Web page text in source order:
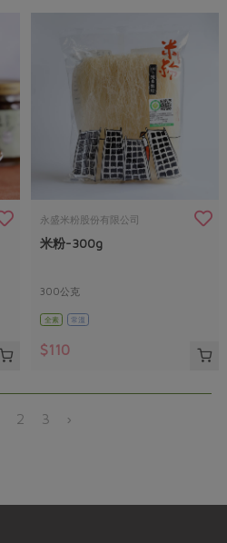
永盛米粉股份有限公司
米粉-300g
300公克
全素 常溫
$110
2 3 ›